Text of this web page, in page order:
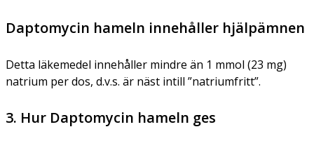
Daptomycin hameln innehåller hjälpämnen
Detta läkemedel innehåller mindre än 1 mmol (23 mg)
natrium per dos, d.v.s. är näst intill ”natriumfritt”.
3. Hur Daptomycin hameln ges